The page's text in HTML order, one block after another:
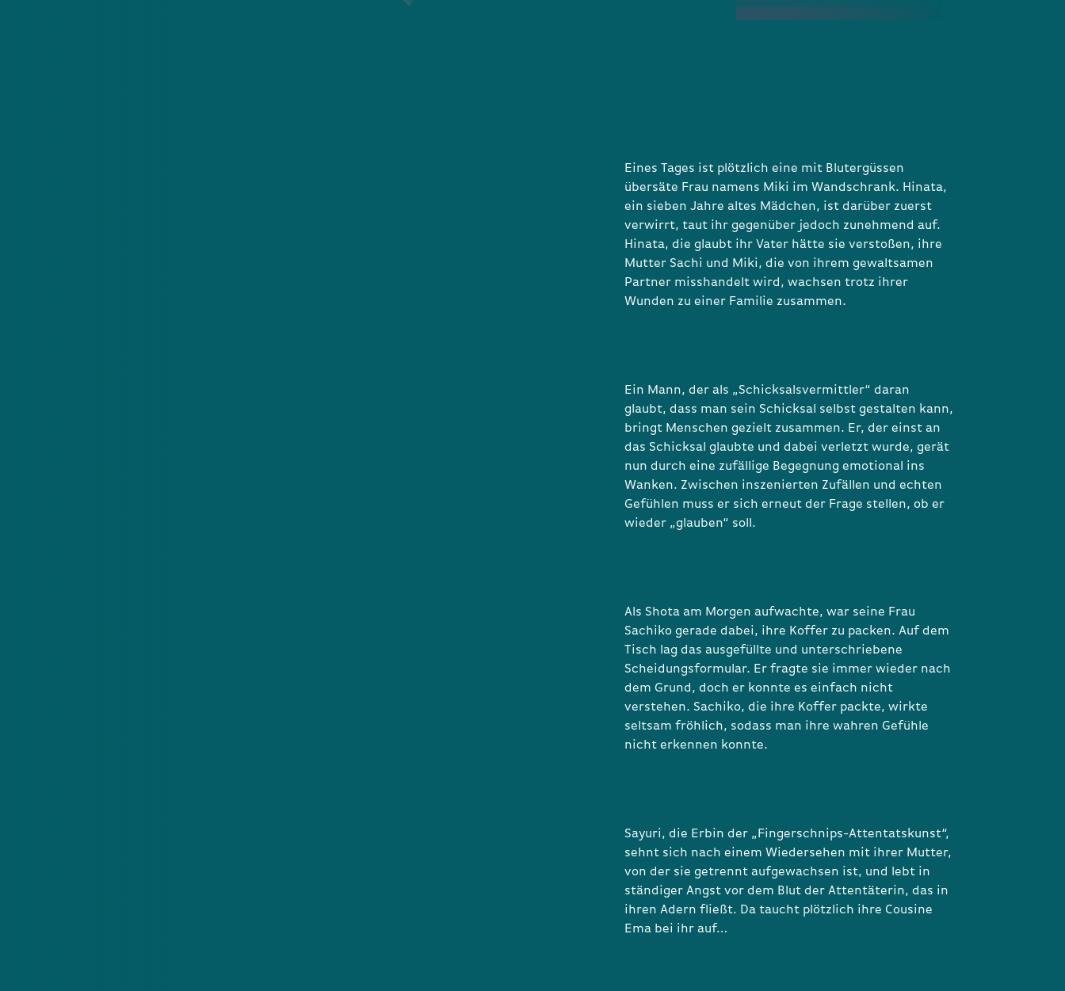
Eines Tages ist plötzlich eine mit Blutergüssen
übersäte Frau namens Miki im Wandschrank. Hinata,
ein sieben Jahre altes Mädchen, ist darüber zuerst
verwirrt, taut ihr gegenüber jedoch zunehmend auf.
Hinata, die glaubt ihr Vater hätte sie verstoßen, ihre
Mutter Sachi und Miki, die von ihrem gewaltsamen
Partner misshandelt wird, wachsen trotz ihrer
Wunden zu einer Familie zusammen.
Ein Mann, der als „Schicksalsvermittler“ daran
glaubt, dass man sein Schicksal selbst gestalten kann,
bringt Menschen gezielt zusammen. Er, der einst an
das Schicksal glaubte und dabei verletzt wurde, gerät
nun durch eine zufällige Begegnung emotional ins
Wanken. Zwischen inszenierten Zufällen und echten
Gefühlen muss er sich erneut der Frage stellen, ob er
wieder „glauben“ soll.
Als Shota am Morgen aufwachte, war seine Frau
Sachiko gerade dabei, ihre Koffer zu packen. Auf dem
Tisch lag das ausgefüllte und unterschriebene
Scheidungsformular. Er fragte sie immer wieder nach
dem Grund, doch er konnte es einfach nicht
verstehen. Sachiko, die ihre Koffer packte, wirkte
seltsam fröhlich, sodass man ihre wahren Gefühle
nicht erkennen konnte.
Sayuri, die Erbin der „Fingerschnips-Attentatskunst“,
sehnt sich nach einem Wiedersehen mit ihrer Mutter,
von der sie getrennt aufgewachsen ist, und lebt in
ständiger Angst vor dem Blut der Attentäterin, das in
ihren Adern fließt. Da taucht plötzlich ihre Cousine
Ema bei ihr auf…